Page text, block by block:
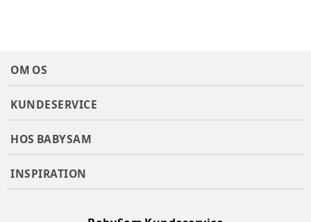
OM OS
KUNDESERVICE
HOS BABYSAM
INSPIRATION